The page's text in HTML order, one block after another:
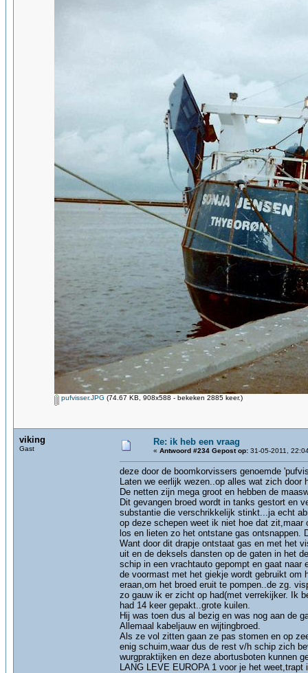
pufvisser.JPG (74.67 KB, 908x588 - bekeken 2885 keer.)
viking
Gast
Re: ik heb een vraag
« Antwoord #234 Gepost op: 31-05-2011,
deze door de boomkorvissers genoemde
Laten we eerlijk wezen..op alles wat zich
De netten zijn mega groot en hebben de
Dit gevangen broed wordt in tanks gestort en
substantie die verschrikkelijk stinkt...ja echt
op deze schepen weet ik niet hoe dat zit,maar
los en lieten zo het ontstane gas
Want door dit drapje ontstaat gas en met het
uit en de deksels dansten op de gaten in het
schip in een vrachtauto gepompt en gaat naar
de voormast met het giekje wordt gebruikt
eraan,om het broed eruit te pompen..de zg.
zo gauw ik er zicht op had(met verrekijker. Ik
had 14 keer gepakt..grote kuilen.
Hij was toen dus al bezig en was nog aan de
Allemaal kabeljauw en wijtingbroed.
Als ze vol zitten gaan ze pas stomen en op
enig schuim,waar dus de rest v/h schip zich
wurgpraktijken en deze abortusboten kunnen
LANG LEVE EUROPA 1 voor je het weet,trapt